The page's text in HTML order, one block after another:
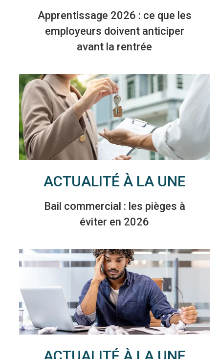
Apprentissage 2026 : ce que les
employeurs doivent anticiper
avant la rentrée
ACTUALITÉ À LA UNE
Bail commercial : les pièges à
éviter en 2026